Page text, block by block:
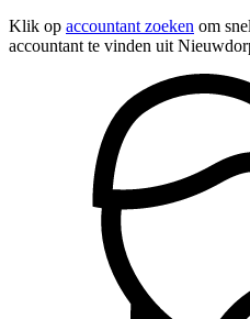
Klik op accountant zoeken om
accountant te vinden uit